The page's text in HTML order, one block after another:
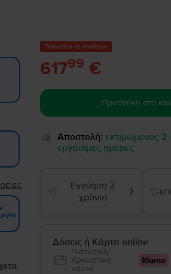
Τελευταίο σε απόθεμα
61799 €
Προσθήκη στο
Αποστολή: εκτιμώμενος
εργάσιμες ημέρες
Εγγύηση 2
χρόνια
❯
Δόσεις ή Κάρτα online
Πιστωτική/
Χρεωστική
κάρτα